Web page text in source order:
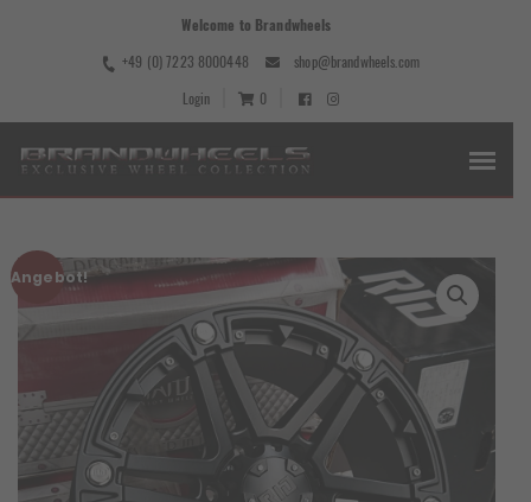
Welcome to Brandwheels
+49 (0) 7223 8000448
shop@brandwheels.com
Login
0
Angebot!